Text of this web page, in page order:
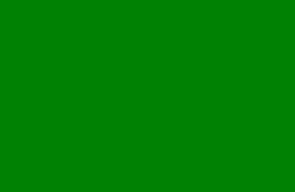
могут проявляться:
отдела тонкого
гастродуоденальные
(перфорация) стенки
кишечным